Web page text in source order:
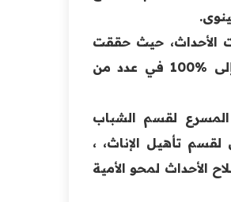
في الامتحانات بلغ (189) نزيلاً من فئات الأحداث، حيث حققت
المدارس ومراكز التعليم نسبة نجاح مرتفعة، تجاوزت في معظمها %95، ووصلت إلى %100 في عدد من
لقسم الشباب
تأهيل الإناث، ،
الأحداث لمحو الأمية